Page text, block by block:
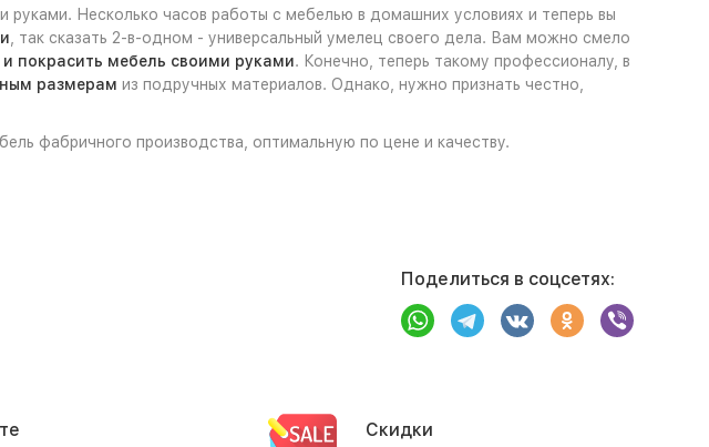
Несколько часов работы с мебелью в домашних условиях и теперь вы
, так сказать 2-в-одном - универсальный умелец своего дела. Вам можно смело
и покрасить мебель своими руками. Конечно, теперь такому профессионалу, в
размерам из подручных материалов. Однако, нужно признать честно,
фабричного производства, оптимальную по цене и качеству.
Поделиться в соцсетях:
Скидки